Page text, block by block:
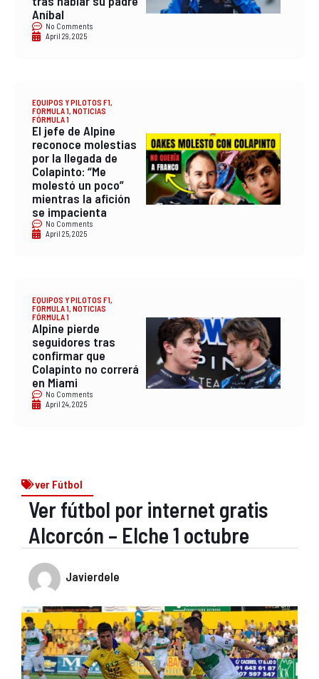
Aníbal
No Comments
April 29, 2025
EQUIPOS Y PILOTOS F1,
FORMULA 1, NOTICIAS
FÓRMULA 1
El jefe de Alpine
reconoce molestias
por la llegada de
Colapinto: “Me
molestó un poco”
mientras la afición
se impacienta
No Comments
April 25, 2025
EQUIPOS Y PILOTOS F1,
FORMULA 1, NOTICIAS
FÓRMULA 1
Alpine pierde
seguidores tras
confirmar que
Colapinto no correrá
en Miami
No Comments
April 24, 2025
ver Fútbol
Ver fútbol por internet gratis
Alcorcón – Elche 1 octubre
Javierdele